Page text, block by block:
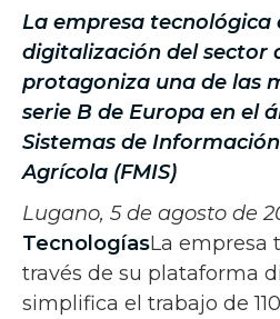
La empresa
digitalización del sector
protagoniza una de las
serie B de Europa en el
Sistemas de
Agrícola (FMIS)
Lugano, 5 de agosto de
TecnologíasLa empresa
través de su plataforma
simplifica el trabajo de